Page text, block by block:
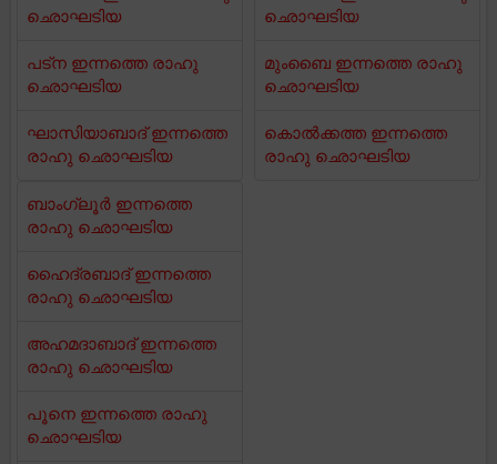
ഛൊഘടിയ
പട്ന ഇന്നത്തെ രാഹു
ഛൊഘടിയ
ഘാസിയാബാദ് ഇന്നത്തെ
രാഹു ഛൊഘടിയ
ഛൊഘടിയ
മുംബൈ ഇന്നത്തെ രാഹു
ഛൊഘടിയ
കൊൽക്കത്ത ഇന്നത്തെ
രാഹു ഛൊഘടിയ
ബാംഗ്ലൂർ ഇന്നത്തെ
രാഹു ഛൊഘടിയ
ഹൈദ്രബാദ് ഇന്നത്തെ
രാഹു ഛൊഘടിയ
അഹമദാബാദ് ഇന്നത്തെ
രാഹു ഛൊഘടിയ
പൂനെ ഇന്നത്തെ രാഹു
ഛൊഘടിയ